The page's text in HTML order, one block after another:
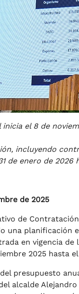
el 8 de
incluyendo
de enero de 2026
de 2025
de
una planificación
en vigencia
2025 hasta
presupuesto
alcalde